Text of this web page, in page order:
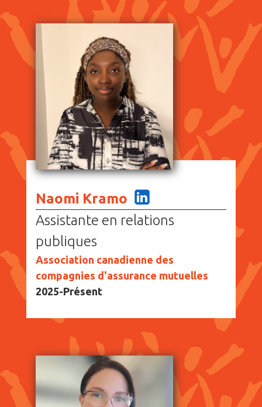
Naomi Kramo
Assistante en relations
publiques
Association canadienne des
compagnies d'assurance mutuelles
2025-Présent